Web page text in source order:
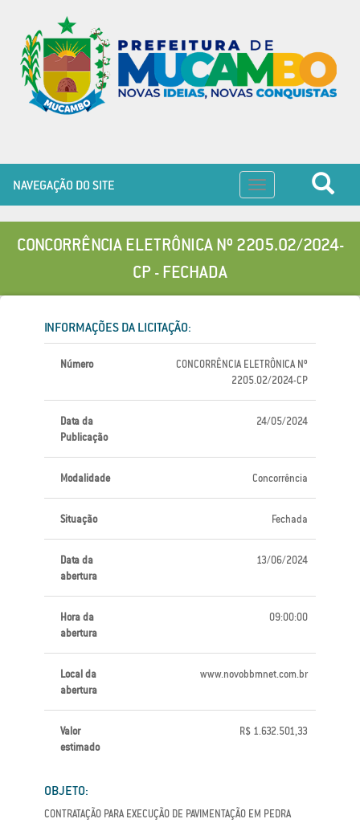
Toggle
navigation
NAVEGAÇÃO DO SITE
CONCORRÊNCIA ELETRÔNICA Nº 2205.02/2024-
CP - FECHADA
INFORMAÇÕES DA LICITAÇÃO:
Número
CONCORRÊNCIA ELETRÔNICA Nº
2205.02/2024-CP
Data da
Publicação
24/05/2024
Modalidade Concorrência
Situação Fechada
Data da
abertura
13/06/2024
Hora da
abertura
09:00:00
Local da
abertura
www.novobbmnet.com.br
Valor
estimado
R$ 1.632.501,33
OBJETO:
CONTRATAÇÃO PARA EXECUÇÃO DE PAVIMENTAÇÃO EM PEDRA